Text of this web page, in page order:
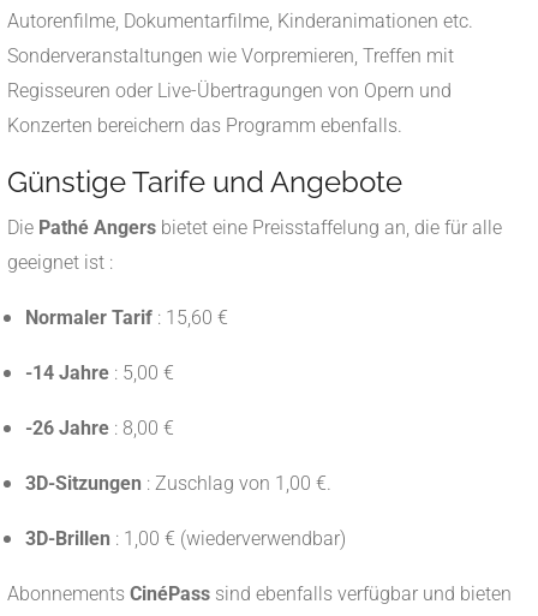
Autorenfilme, Dokumentarfilme, Kinderanimationen etc.
Sonderveranstaltungen wie Vorpremieren, Treffen mit
Regisseuren oder Live-Übertragungen von Opern und
Konzerten bereichern das Programm ebenfalls.
Günstige Tarife und Angebote
Die Pathé Angers bietet eine Preisstaffelung an, die für alle
geeignet ist :
Normaler Tarif : 15,60 €
-14 Jahre : 5,00 €
-26 Jahre : 8,00 €
3D-Sitzungen : Zuschlag von 1,00 €.
3D-Brillen : 1,00 € (wiederverwendbar)
Abonnements CinéPass sind ebenfalls verfügbar und bieten